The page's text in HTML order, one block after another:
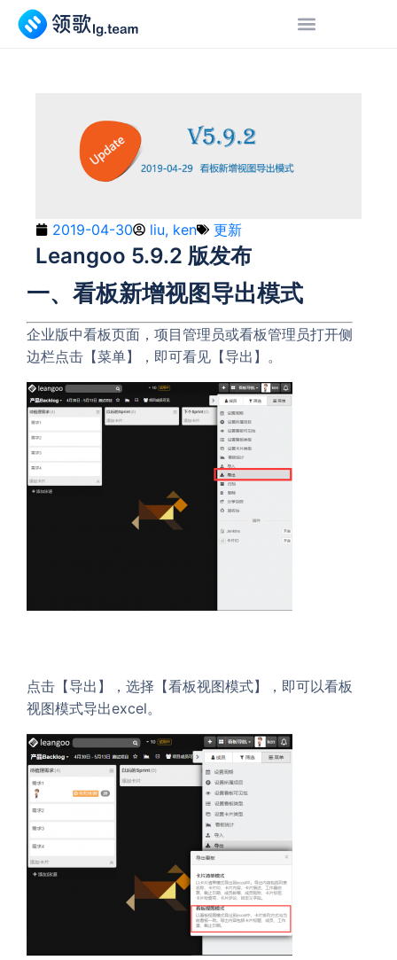
2019-04-30 liu, ken 更新
Leangoo 5.9.2 版发布
一、看板新增视图导出模式
企业版中看板页面，项目管理员或看板管理员打开侧
边栏点击【菜单】，即可看见【导出】。
点击【导出】，选择【看板视图模式】，即可以看板
视图模式导出excel。